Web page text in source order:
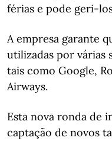
férias e pode geri-
A empresa garante
utilizadas por várias
tais como Google,
Airways.
Esta nova ronda de
captação de novos